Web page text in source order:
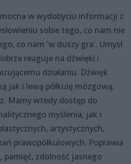
w wydobyciu informacji z
sobie tego, co nam nie
co nam 'w duszy gra'. Umysł
reaguje na dźwięki i
działaniu. Dźwięk
jak i lewą półkulę mózgową,
Mamy wtedy dostęp do
myślenia, jak i
artystycznych,
prawopółkulowych. Poprawia
pamięć, zdolność jasnego